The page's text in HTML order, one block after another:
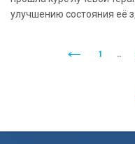
улучшению состояния её
1 ..